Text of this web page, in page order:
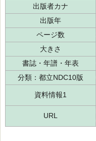
出版者カナ
出版年
ページ数
大きさ
書誌・年譜・年表
分類：都立NDC10版
資料情報1
URL